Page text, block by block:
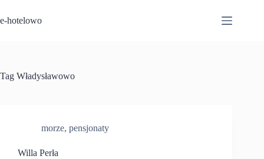
do
treści
e-hotelowo
Tag Władysławowo
morze, pensjonaty
Willa Perła